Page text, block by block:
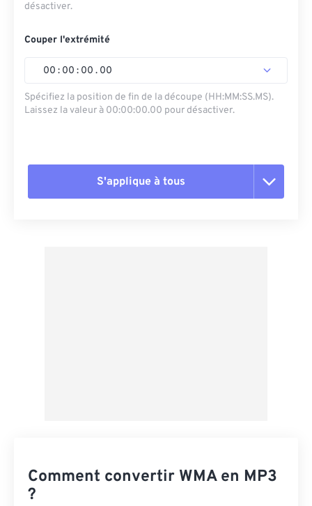
désactiver.
Couper l'extrémité
00 : 00 : 00 . 00
Spécifiez la position de fin de la découpe (HH:MM:SS.MS).
Laissez la valeur à 00:00:00.00 pour désactiver.
S'applique à tous
Comment convertir WMA en MP3
?